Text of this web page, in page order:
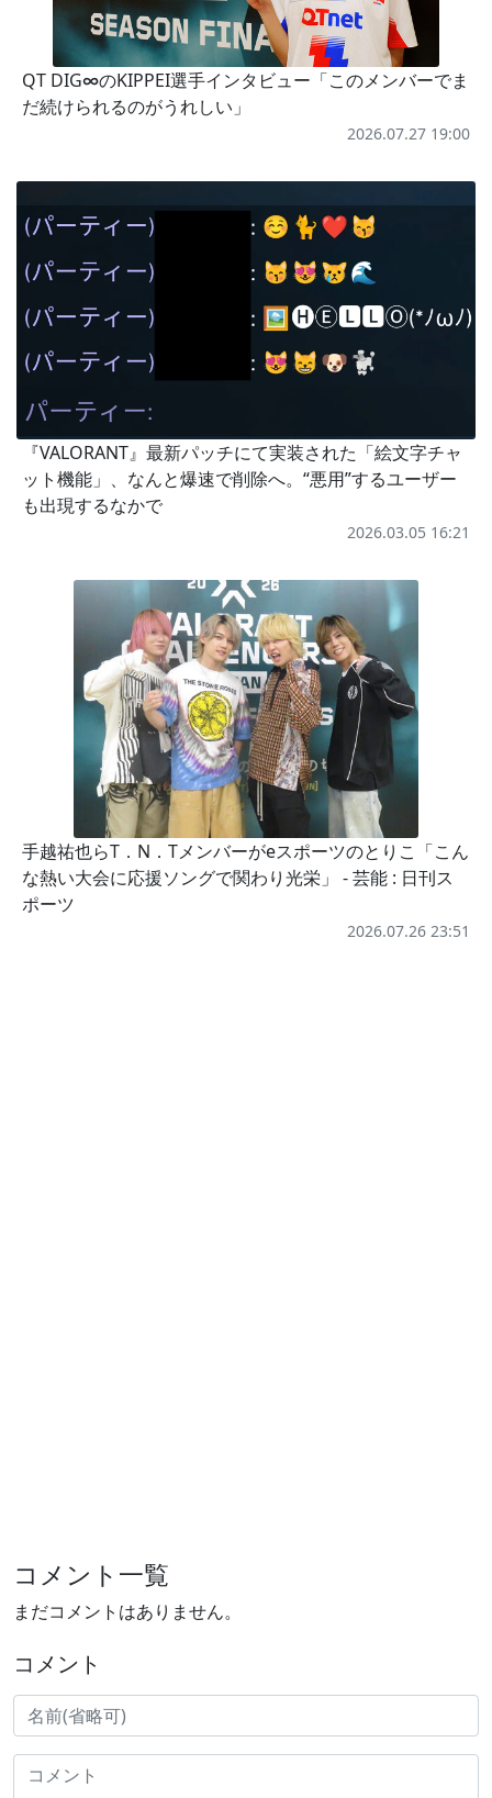
QT DIG∞のKIPPEI選手インタビュー「このメンバーでま
だ続けられるのがうれしい」
2026.07.27 19:00
『VALORANT』最新パッチにて実装された「絵文字チャ
ット機能」、なんと爆速で削除へ。“悪用”するユーザー
も出現するなかで
2026.03.05 16:21
手越祐也らT．N．Tメンバーがeスポーツのとりこ「こん
な熱い大会に応援ソングで関わり光栄」 - 芸能 : 日刊ス
ポーツ
2026.07.26 23:51
コメント一覧
まだコメントはありません。
コメント